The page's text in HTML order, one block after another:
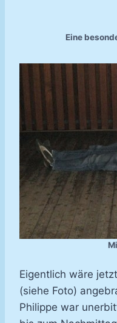
Eine
Eigentlich wäre
(siehe Foto)
Philippe war